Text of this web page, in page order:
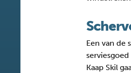
Een van de
Kaap Skil